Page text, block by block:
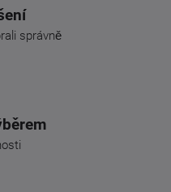
správně